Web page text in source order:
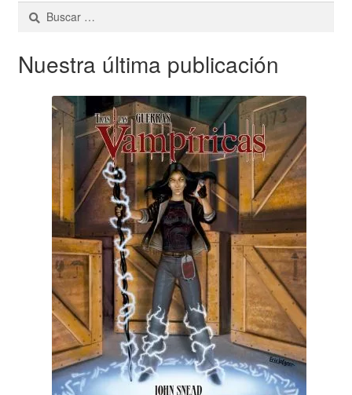
Buscar:
Nuestra última publicación